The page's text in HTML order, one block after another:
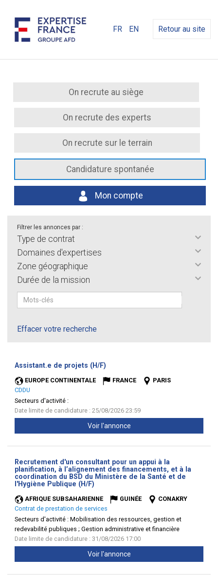
FR EN Retour au site
On recrute au siège
On recrute des experts
On recrute sur le terrain
Candidature spontanée
Mon compte
Filtrer les annonces par :
Type de contrat
Domaines d'expertises
Zone géographique
Durée de la mission
Effacer votre recherche
Assistant.e de projets (H/F)
EUROPE CONTINENTALE FRANCE
PARIS
CDDU
Secteurs d'activité :
Date limite de candidature : 25/08/2026 23:59
Voir l'annonce
Recrutement d'un consultant pour un appui à la
planification, à l’alignement des financements, et à la
coordination du BSD du Ministère de la Santé et de
l'Hygiène Publique (H/F)
AFRIQUE SUBSAHARIENNE GUINÉE
CONAKRY
Contrat de prestation de services
Secteurs d'activité : Mobilisation des ressources, gestion et
redevabilité publiques ; Gestion administrative et financière
Date limite de candidature : 31/08/2026 17:00
Voir l'annonce